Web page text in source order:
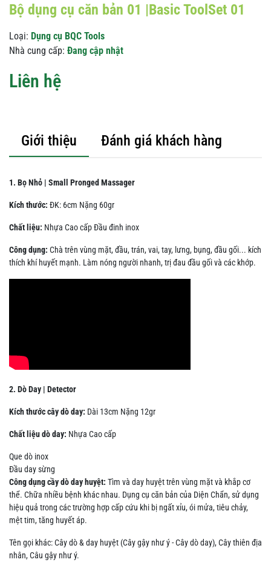
Bộ dụng cụ căn bản 01 |Basic ToolSet 01
Loại: Dụng cụ BQC Tools
Nhà cung cấp: Đang cập nhật
Liên hệ
Giới thiệu Đánh giá khách hàng
1. Bọ Nhỏ | Small Pronged Massager
Kích thước: ĐK: 6cm Nặng 60gr
Chất liệu: Nhựa Cao cấp Đầu đinh inox
Công dụng: Chà trên vùng mặt, đầu, trán, vai, tay, lưng, bụng, đầu gối... kích
thích khí huyết mạnh. Làm nóng người nhanh, trị đau đầu gối và các khớp.
2. Dò Day | Detector
Kích thước cây dò day: Dài 13cm Nặng 12gr
Chất liệu dò day: Nhựa Cao cấp
Que dò inox
Đầu day sừng
Công dụng cầy dò day huyệt: Tìm và day huyệt trên vùng mặt và khắp cơ
thể. Chữa nhiều bệnh khác nhau. Dụng cụ căn bản của Diện Chẩn, sử dụng
hiệu quả trong các trường hợp cấp cứu khi bị ngất xỉu, ói mửa, tiêu chảy,
mệt tim, tăng huyết áp.
Tên gọi khác: Cây dò & day huyệt (Cây gậy như ý - Cây dò day), Cây thiên địa
nhân, Câu gậy như ý.